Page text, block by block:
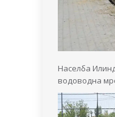
Населба
водоводна